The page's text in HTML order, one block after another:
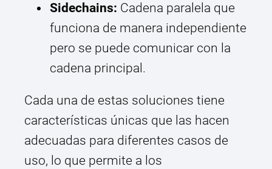
Sidechains: Cadena paralela que
funciona de manera independiente
pero se puede comunicar con la
cadena principal.
Cada una de estas soluciones tiene
características únicas que las hacen
adecuadas para diferentes casos de
uso, lo que permite a los